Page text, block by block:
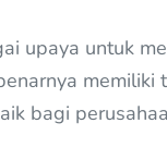
upaya untuk
memiliki
bagi